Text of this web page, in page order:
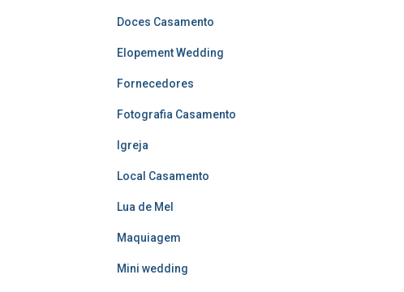
Doces Casamento
Elopement Wedding
Fornecedores
Fotografia Casamento
Igreja
Local Casamento
Lua de Mel
Maquiagem
Mini wedding